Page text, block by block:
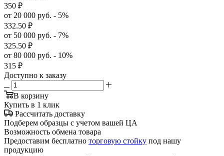
350 ₽
от 20 000 руб. - 5%
332.50 ₽
от 50 000 руб. - 7%
325.50 ₽
от 80 000 руб. - 10%
315 ₽
Доступно к заказу
В корзину
Купить в 1 клик
Рассчитать доставку
Подберем образцы с учетом вашей ЦА
Возможность обмена товара
Предоставим бесплатно торговую стойку под нашу
продукцию